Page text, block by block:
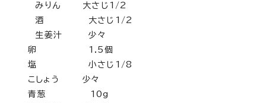
みりん 大さじ1/2
酒 大さじ1/2
生姜汁 少々
卵 1.5個
塩 小さじ1/8
こしょう 少々
青葱 10g